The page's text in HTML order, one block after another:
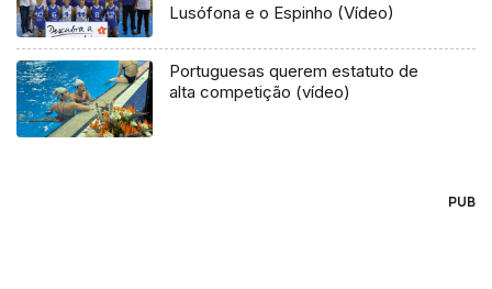
Lusófona e o Espinho (Vídeo)
Portuguesas querem estatuto de
alta competição (vídeo)
PUB